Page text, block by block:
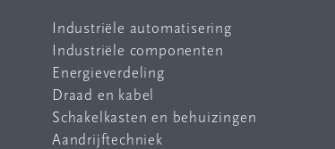
Industriële automatisering
Industriële componenten
Energieverdeling
Draad en kabel
Schakelkasten en behuizingen
Aandrijftechniek